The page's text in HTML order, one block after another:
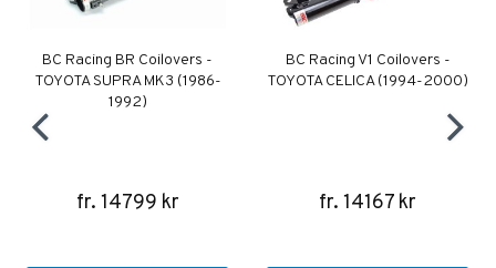
BC Racing BR Coilovers -
TOYOTA SUPRA MK3 (1986-
1992)
fr. 14799 kr
BC Racing V1 Coilovers -
TOYOTA CELICA (1994-2000)
fr. 14167 kr